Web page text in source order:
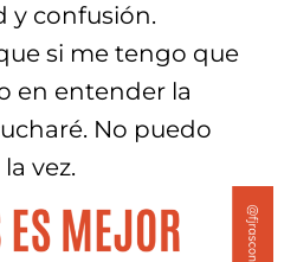
y confusión.
si me tengo que
en entender la
No puedo
vez.